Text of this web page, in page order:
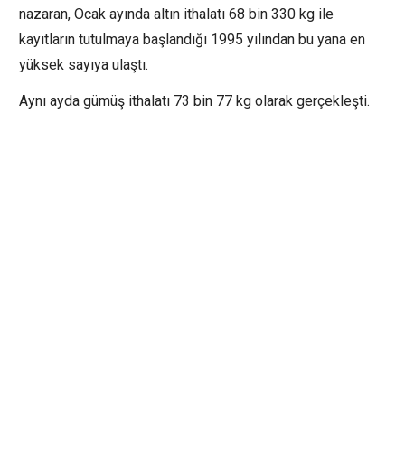
nazaran, Ocak ayında altın ithalatı 68 bin 330 kg ile
kayıtların tutulmaya başlandığı 1995 yılından bu yana en
yüksek sayıya ulaştı.
Aynı ayda gümüş ithalatı 73 bin 77 kg olarak gerçekleşti.